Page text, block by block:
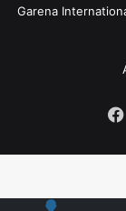
Garena